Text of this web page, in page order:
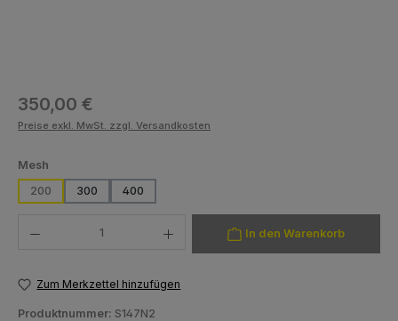
Regulärer Preis:
350,00 €
Preise exkl. MwSt. zzgl. Versandkosten
Mesh
200
300 400
In den Warenkorb
Zum Merkzettel hinzufügen
Produktnummer: S147N2